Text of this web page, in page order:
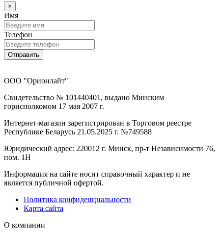
×
Имя
Телефон
Отправить
ООО "Орионлайт"
Свидетельство № 101440401, выдано Минским
горисполкомом 17 мая 2007 г.
Интернет-магазин зарегистрирован в Торговом реестре
Республике Беларусь 21.05.2025 г. №749588
Юридический адрес: 220012 г. Минск, пр-т Независимости 76,
пом. 1Н
Информация на сайте носит справочный характер и не
является публичной офертой.
Политика конфиденциальности
Карта сайта
О компании